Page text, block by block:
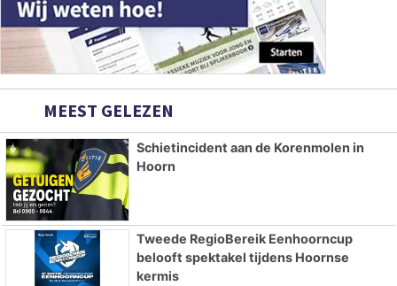
MEEST GELEZEN
Schietincident aan de Korenmolen in
Hoorn
Tweede RegioBereik Eenhoorncup
belooft spektakel tijdens Hoornse
kermis